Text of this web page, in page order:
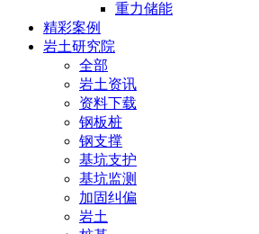
重力储能
精彩案例
岩土研究院
全部
岩土资讯
资料下载
钢板桩
钢支撑
基坑支护
基坑监测
加固纠偏
岩土